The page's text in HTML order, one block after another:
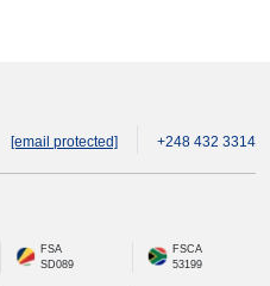
[email protected] +248 432 3314
FSA
SD089
FSCA
53199